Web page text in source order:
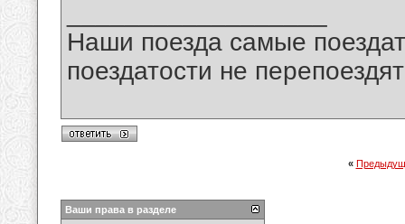
Наши поезда самые
поездатости не
«
Ваши права в разделе